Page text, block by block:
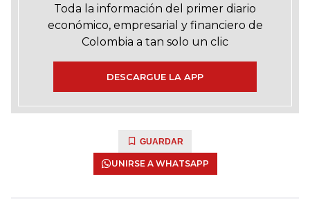
Toda la información del primer diario
económico, empresarial y financiero de
Colombia a tan solo un clic
DESCARGUE LA APP
GUARDAR
UNIRSE A WHATSAPP